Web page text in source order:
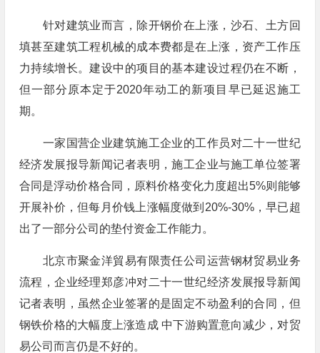
针对建筑业而言，除开钢价在上涨，沙石、土方回
填甚至建筑工程机械的成本费都是在上涨，资产工作压
力持续增长。建设中的项目的基本建设过程仍在不断，
但一部分原本定于2020年动工的新项目早已延迟施工
期。
一家国营企业建筑施工企业的工作员对二十一世纪
经济发展报导新闻记者表明，施工企业与施工单位签署
合同是浮动价格合同，原料价格变化力度超出5%则能够
开展补价，但每月价钱上涨幅度做到20%-30%，早已超
出了一部分公司的垫付资金工作能力。
北京市聚金洋貿易有限责任公司运营钢材贸易业务
流程，企业经理郑彦冲对二十一世纪经济发展报导新闻
记者表明，虽然企业签署的是固定不动盈利的合同，但
钢铁价格的大幅度上涨造成 中下游购置意向减少，对贸
易公司而言仍是不好的。